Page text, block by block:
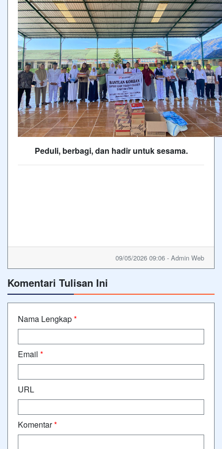
Peduli, berbagi, dan hadir untuk sesama.
09/05/2026 09:06 - Admin Web
Komentari Tulisan Ini
Nama Lengkap*
Email *
URL
Komentar*